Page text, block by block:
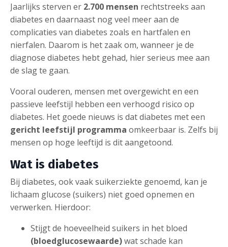
Jaarlijks sterven er 2.700 mensen rechtstreeks aan
diabetes en daarnaast nog veel meer aan de
complicaties van diabetes zoals en hartfalen en
nierfalen. Daarom is het zaak om, wanneer je de
diagnose diabetes hebt gehad, hier serieus mee aan
de slag te gaan.
Vooral ouderen, mensen met overgewicht en een
passieve leefstijl hebben een verhoogd risico op
diabetes. Het goede nieuws is dat diabetes met een
gericht leefstijl programma omkeerbaar is. Zelfs bij
mensen op hoge leeftijd is dit aangetoond.
Wat is diabetes
Bij diabetes, ook vaak suikerziekte genoemd, kan je
lichaam glucose (suikers) niet goed opnemen en
verwerken. Hierdoor:
Stijgt de hoeveelheid suikers in het bloed
(bloedglucosewaarde)wat schade kan